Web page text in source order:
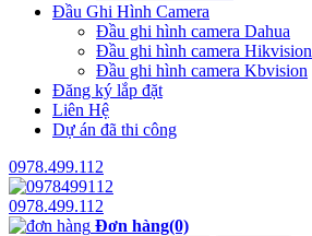
Đầu Ghi Hình Camera
Đầu ghi hình camera Dahua
Đầu ghi hình camera Hikvision
Đầu ghi hình camera Kbvision
Đăng ký lắp đặt
Liên Hệ
Dự án đã thi công
0978.499.112
0978.499.112
Đơn hàng(0)